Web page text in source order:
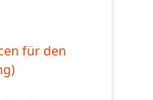
für den